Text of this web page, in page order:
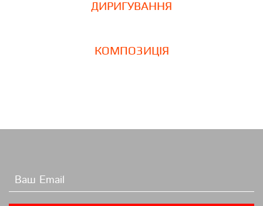
ДИРИГУВАННЯ
КОМПОЗИЦІЯ